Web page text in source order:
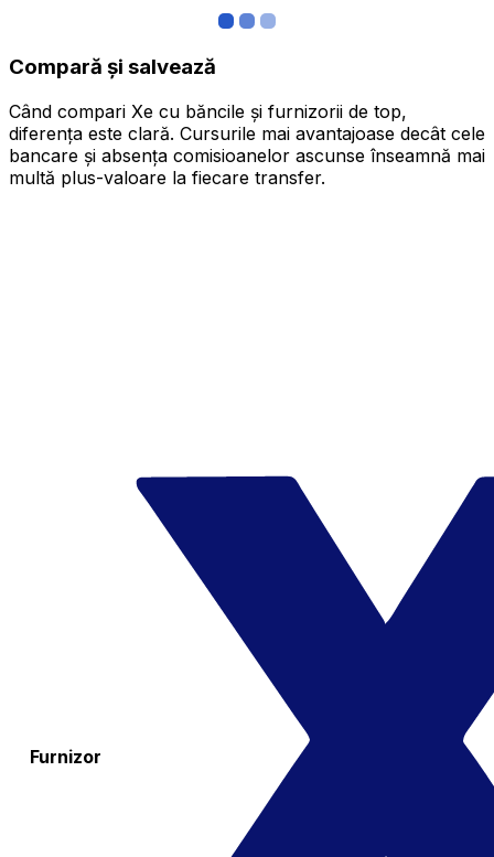
Compară și salvează
Când compari Xe cu băncile și furnizorii de top,
diferența este clară. Cursurile mai avantajoase decât cele
bancare și absența comisioanelor ascunse înseamnă mai
multă plus-valoare la fiecare transfer.
Furnizor